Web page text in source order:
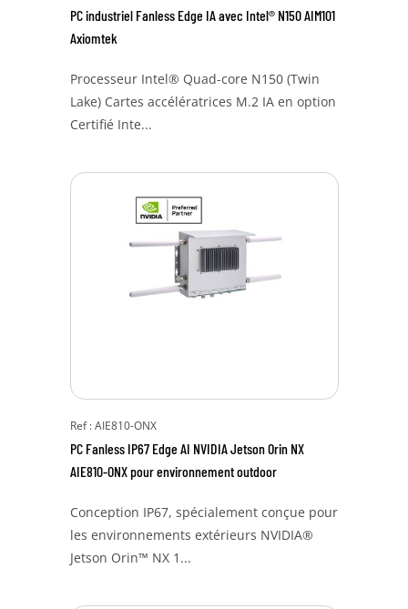
PC industriel Fanless Edge IA avec Intel® N150 AIM101
Axiomtek
Processeur Intel® Quad-core N150 (Twin
Lake) Cartes accélératrices M.2 IA en option
Certifié Inte...
Ref : AIE810-ONX
PC Fanless IP67 Edge AI NVIDIA Jetson Orin NX
AIE810-ONX pour environnement outdoor
Conception IP67, spécialement conçue pour
les environnements extérieurs NVIDIA®
Jetson Orin™ NX 1...